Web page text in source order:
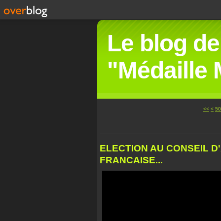
Le blog
"Médaille
<< < 10
20
30
40
50
ELECTION AU CONSEIL
FRANCAISE...